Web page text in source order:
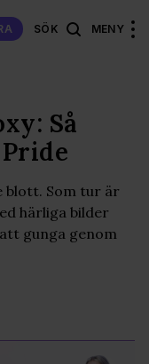
SÖK MENY
Så
blott. Som tur är
härliga bilder
gunga genom